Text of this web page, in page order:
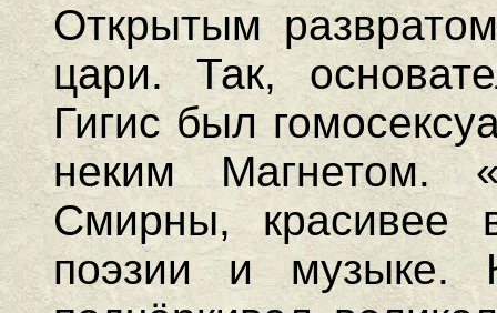
Открытым
цари. Так,
Гигис был
неким Магнетом.
Смирны, красивее
поэзии и музыке.